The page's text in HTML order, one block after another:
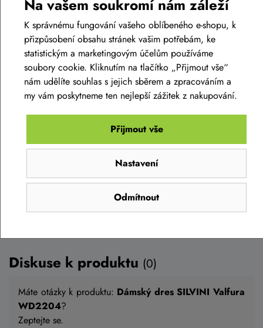
Dámský dres SILVINI Valfura WD2204
2 590 Kč
1 690 Kč
Detail
Diskuse k produktu (0)
Máte otázky k produktu: Dámský dres SILVINI Valfura
WD2204?
Zeptejte se.
Na vašem soukromí nám záleží
K správnému fungování vašeho oblíbeného e-shopu, k
přizpůsobení obsahu stránek vašim potřebám, ke
statistickým a marketingovým účelům používáme
soubory cookie. Kliknutím na tlačítko „Přijmout vše“
nám udělíte souhlas s jejich sběrem a zpracováním a
my vám poskytneme ten nejlepší zážitek z nakupování.
Odmítnout
Nastavení
Přijmout vše